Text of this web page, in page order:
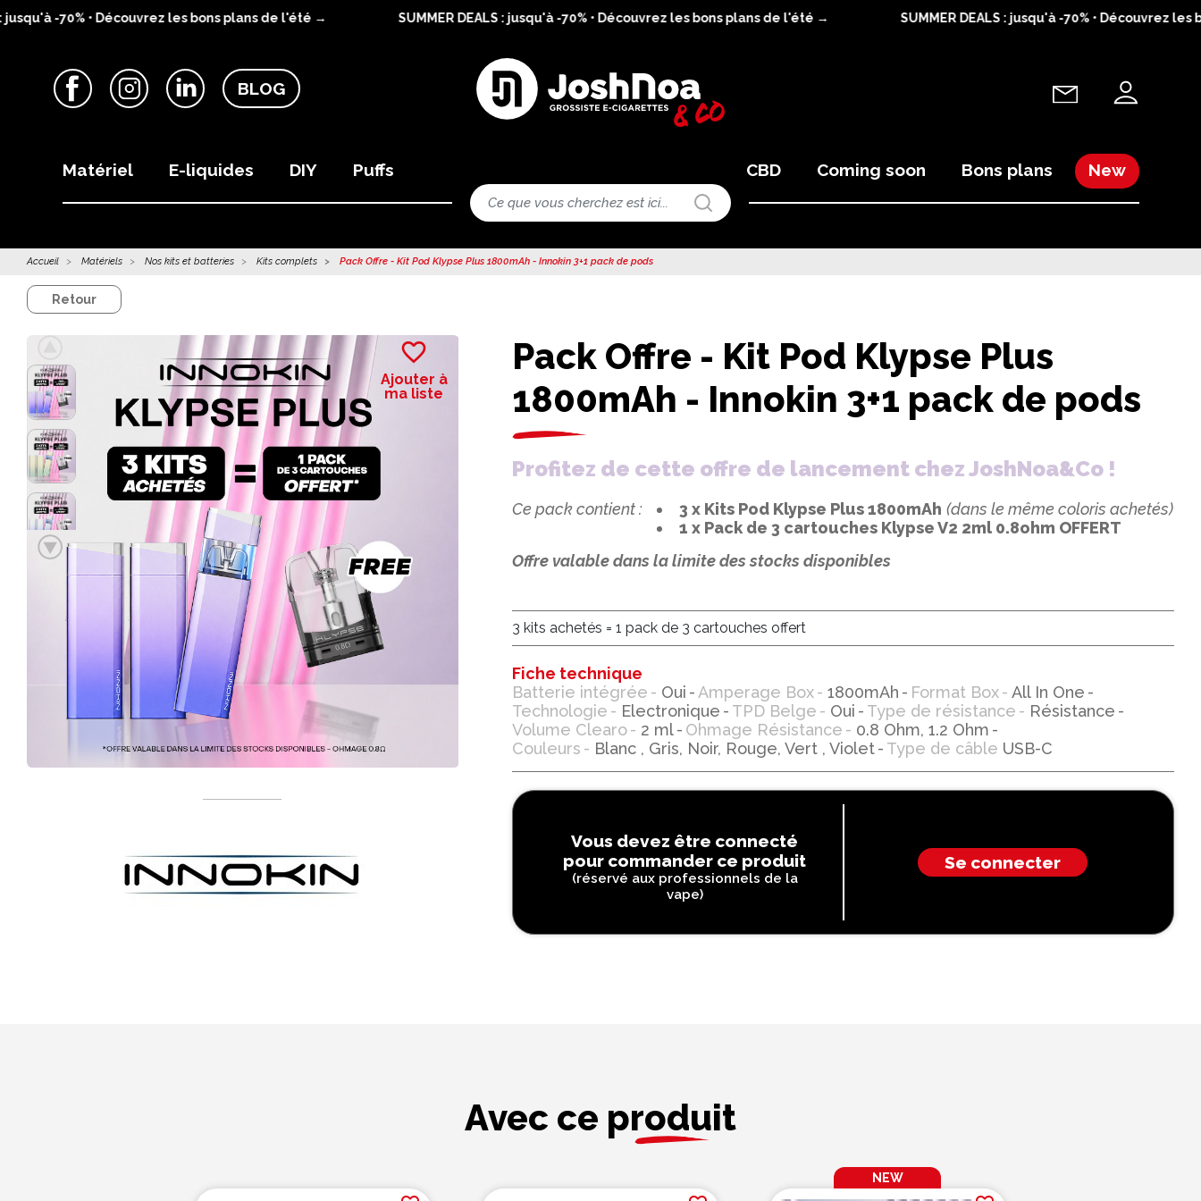
-70% • Découvrez les bons plans de l'été → SUMMER DEALS : jusqu'à -70% • Découvrez les bons plans de l'été → SUMMER DEALS : jusqu'à -70% • Découvrez les
BLOG
Matériel E-liquides DIY Puffs New
Bons plans
Coming soon
CBD
Accueil Matériels Nos kits et batteries Kits complets Pack Offre - Kit Pod Klypse Plus 1800mAh - Innokin 3+1 pack de pods
Retour
favorite_border
Ajouter à
ma liste
Pack Offre - Kit Pod Klypse Plus
1800mAh - Innokin 3+1 pack de pods
Profitez de cette offre de lancement chez JoshNoa&Co !
Ce pack contient : 3 x Kits Pod Klypse Plus 1800mAh (dans le même coloris achetés)
1 x Pack de 3 cartouches Klypse V2 2ml 0.8ohm OFFERT
Offre valable dans la limite des stocks disponibles
3 kits achetés = 1 pack de 3 cartouches offert
Fiche technique
Batterie intégrée
Oui Amperage Box 1800mAh Format Box
All In One
Technologie
Electronique TPD Belge Oui Type de résistance
Résistance
Volume Clearo
2 ml Ohmage Résistance
0.8 Ohm, 1.2 Ohm
Couleurs
Blanc , Gris, Noir, Rouge, Vert , Violet Type de câble USB-C
Vous devez être connecté
pour commander ce produit
(réservé aux professionnels de la
vape)
Se connecter
Avec ce produit
NEW